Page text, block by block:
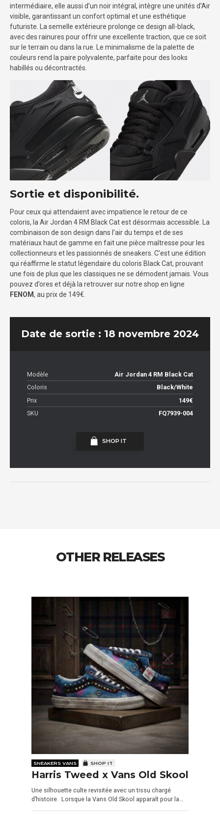
intermédiaire, elle aussi d’un noir intégral, intègre une unités d’Air
visible, garantissant un confort optimal et une esthétique
futuriste. La semelle extérieure prolonge ce design all-black,
avec des rainures pour offrir une excellente traction, que ce soit
sur le terrain ou dans la rue. Le minimalisme de la palette de
couleurs rend la paire polyvalente, parfaite pour des looks
habillés ou décontractés.
Sortie et disponibilité.
Pour ceux qui attendaient avec impatience le retour de ce
coloris, la Air Jordan 4 RM Black Cat est désormais accessible. La
combinaison de son design dans l’air du temps et de ses
matériaux haut de gamme en fait une pièce maîtresse pour les
collectionneurs et les passionnés de sneakers. C’est une édition
qui réaffirme le statut légendaire du coloris Black Cat, prouvant
une fois de plus que les classiques ne se démodent jamais. Vous
pouvez d’ores et déjà la retrouver sur notre shop en ligne
FENOM, au prix de 149€.
Date de sortie : 18 novembre 2024
Modèle
Air Jordan 4 RM Black Cat
Coloris
Black/White
Prix
149€
SKU
FQ7939-004
SHOP IT
OTHER RELEASES
SNEAKERS VANS SHOP IT
Harris Tweed x Vans Old Skool
Une silhouette culte revisitée avec un tissu chargé
d’histoire. Lorsque la Vans Old Skool apparaît pour la…